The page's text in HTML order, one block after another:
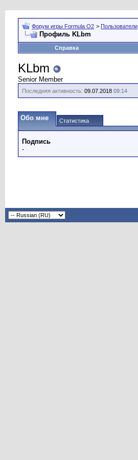
Форум игры Formula O2 > Пользователи
Профиль KLbm
Справка
KLbm
Senior Member
Последняя активность: 09.07.2018 09:14
Обо мне Статистика
Подпись
-